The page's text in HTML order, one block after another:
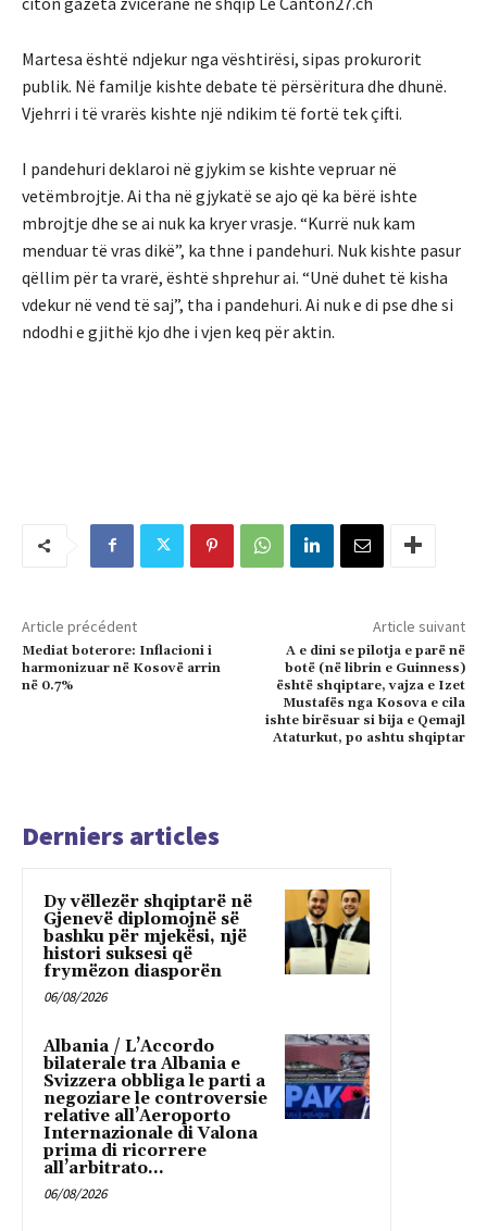
Martesa është ndjekur nga vështirësi, sipas prokurorit
publik. Në familje kishte debate të përsëritura dhe dhunë.
Vjehrri i të vrarës kishte një ndikim të fortë tek çifti.
I pandehuri deklaroi në gjykim se kishte vepruar në
vetëmbrojtje. Ai tha në gjykatë se ajo që ka bërë ishte
mbrojtje dhe se ai nuk ka kryer vrasje. “Kurrë nuk kam
menduar të vras ​​dikë”, ka thne i pandehuri. Nuk kishte pasur
qëllim për ta vrarë, është shprehur ai. “Unë duhet të kisha
vdekur në vend të saj”, tha i pandehuri. Ai nuk e di pse dhe si
ndodhi e gjithë kjo dhe i vjen keq për aktin.
Article précédent
Mediat boterore: Inflacioni i
harmonizuar në Kosovë arrin
në 0.7%
Article suivant
A e dini se pilotja e parë në
botë (në librin e Guinness)
është shqiptare, vajza e Izet
Mustafës nga Kosova e cila
ishte birësuar si bija e Qemajl
Ataturkut, po ashtu shqiptar
Derniers articles
Dy vëllezër shqiptarë në
Gjenevë diplomojnë së
bashku për mjekësi, një
histori suksesi që
frymëzon diasporën
06/08/2026
Albania / L’Accordo
bilaterale tra Albania e
Svizzera obbliga le parti a
negoziare le controversie
relative all’Aeroporto
Internazionale di Valona
prima di ricorrere
all’arbitrato...
06/08/2026